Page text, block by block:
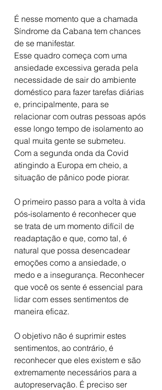
É nesse momento que a chamada
Síndrome da Cabana tem chances
de se manifestar.
Esse quadro começa com uma
ansiedade excessiva gerada pela
necessidade de sair do ambiente
doméstico para fazer tarefas diárias
e, principalmente, para se
relacionar com outras pessoas após
esse longo tempo de isolamento ao
qual muita gente se submeteu.
Com a segunda onda da Covid
atingindo a Europa em cheio, a
situação de pânico pode piorar.
O primeiro passo para a volta à vida
pós-isolamento é reconhecer que
se trata de um momento difícil de
readaptação e que, como tal, é
natural que possa desencadear
emoções como a ansiedade, o
medo e a insegurança. Reconhecer
que você os sente é essencial para
lidar com esses sentimentos de
maneira eficaz.
O objetivo não é suprimir estes
sentimentos, ao contrário, é
reconhecer que eles existem e são
extremamente necessários para a
autopreservação. É preciso ser